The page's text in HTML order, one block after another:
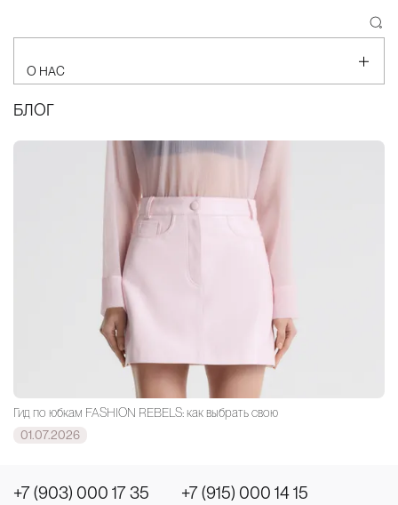
БЛОГ
Гид по юбкам FASHION REBELS: как выбрать свою
01.07.2026
О НАС
ПРОГРАММА ЛОЯЛЬНОСТИ
БОНУС ОТ АЭРОФЛОТ
ДОСТАВКА И ОПЛАТА
ОБМЕН И ВОЗВРАТ
+7 (903) 000 17 35 +7 (915) 000 14 15